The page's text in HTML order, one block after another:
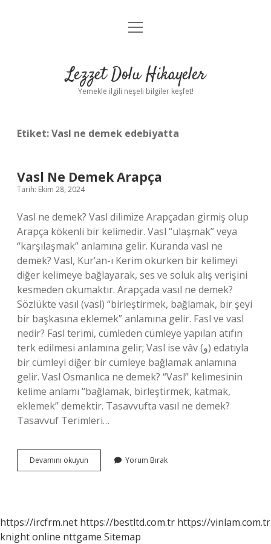
Anasayfa
Yasal Uyarı
menüyü
Lezzet Dolu Hikayeler
Yemekle ilgili neşeli bilgiler keşfet!
Etiket:Vasl ne demek edebiyatta
Vasl Ne Demek Arapça
Tarih: Ekim 28, 2024
Vasl ne demek? Vasl dilimize Arapçadan girmiş olup
Arapça kökenli bir kelimedir. Vasl “ulaşmak” veya
“karşılaşmak” anlamına gelir. Kuranda vasl ne
demek? Vasl, Kur’an-ı Kerim okurken bir kelimeyi
diğer kelimeye bağlayarak, ses ve soluk alış verişini
kesmeden okumaktır. Arapçada vasıl ne demek?
Sözlükte vasıl (vasl) “birleştirmek, bağlamak, bir şeyi
bir başkasına eklemek” anlamına gelir. Fasl ve vasl
nedir? Fasl terimi, cümleden cümleye yapılan atıfın
terk edilmesi anlamına gelir; Vasl ise vâv (و) edatıyla
bir cümleyi diğer bir cümleye bağlamak anlamına
gelir. Vasl Osmanlıca ne demek? “Vasl” kelimesinin
kelime anlamı “bağlamak, birleştirmek, katmak,
eklemek” demektir. Tasavvufta vasıl ne demek?
Tasavvuf Terimleri…
Devamını okuyun
Ne
Yorum Bırak
https://ircfrm.net https://bestltd.com.tr https://vinlam.com.tr
knight online nttgame Sitemap